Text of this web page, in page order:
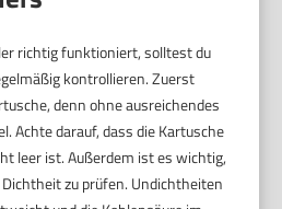
richtig funktioniert, solltest du
kontrollieren. Zuerst
denn ohne ausreichendes
Achte darauf, dass die Kartusche
leer ist. Außerdem ist es wichtig,
zu prüfen. Undichtheiten